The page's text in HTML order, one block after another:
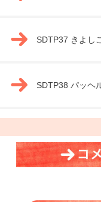
SDTP37 きよし
SDTP38 パッヘ